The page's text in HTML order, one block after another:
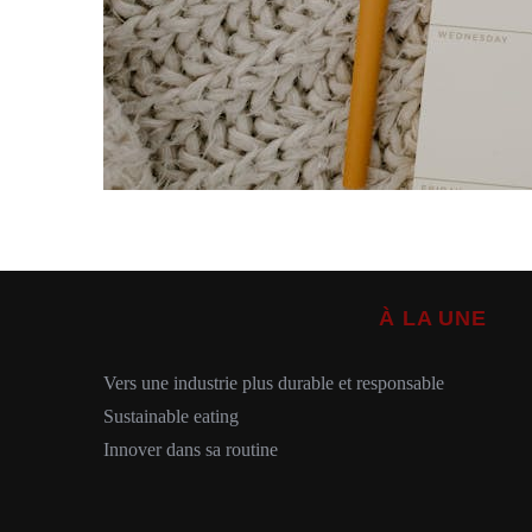
À LA UNE
Vers une industrie plus durable et responsable
Sustainable eating
Innover dans sa routine